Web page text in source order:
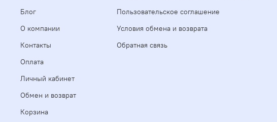
Блог
О компании
Контакты
Оплата
Личный кабинет
Обмен и возврат
Корзина
Пользовательское соглашение
Условия обмена и возврата
Обратная связь